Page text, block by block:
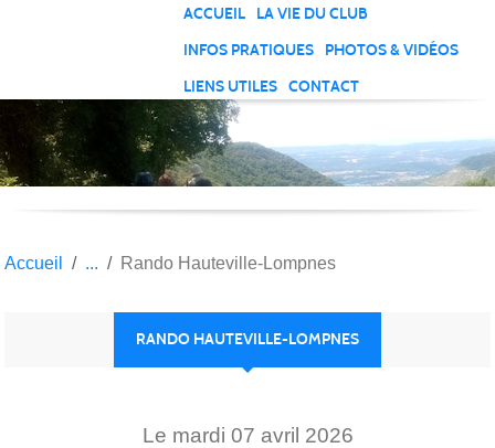
ACCUEIL
LA VIE DU CLUB
INFOS PRATIQUES
PHOTOS & VIDÉOS
LIENS UTILES
CONTACT
Accueil Rando Hauteville-Lompnes
RANDO HAUTEVILLE-LOMPNES
Le mardi 07 avril 2026
Panneau de gestion des cookies